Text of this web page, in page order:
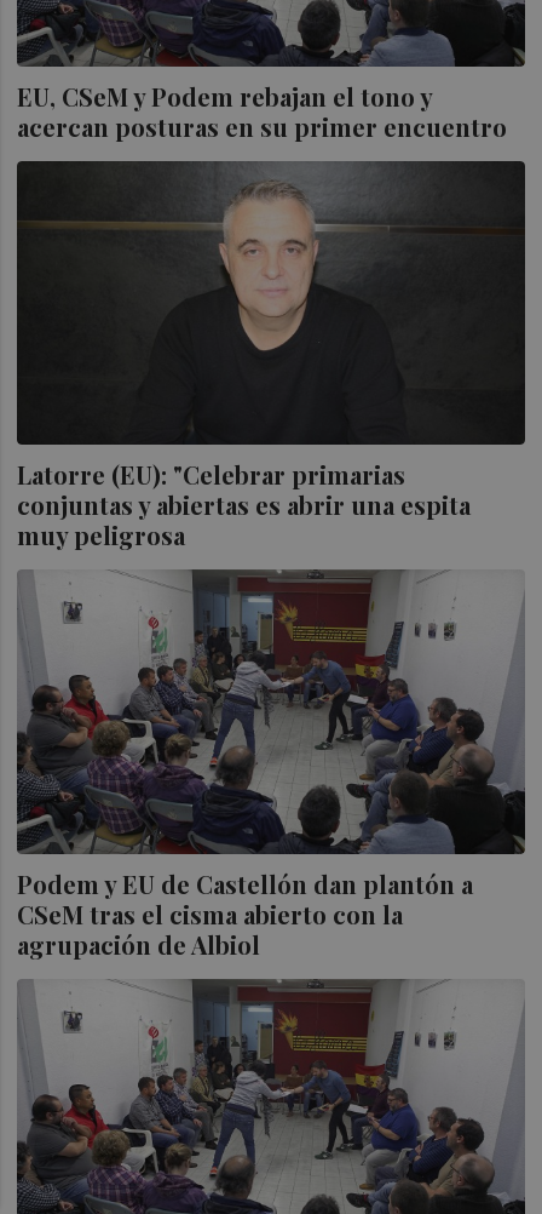
EU, CSeM y Podem rebajan el tono y
acercan posturas en su primer encuentro
Latorre (EU): "Celebrar primarias
conjuntas y abiertas es abrir una espita
muy peligrosa
Podem y EU de Castellón dan plantón a
CSeM tras el cisma abierto con la
agrupación de Albiol